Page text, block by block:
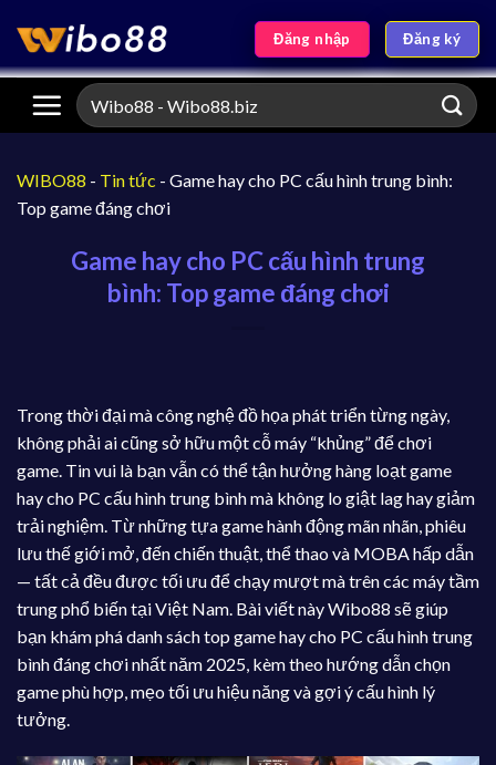
Đăng nhập Đăng ký
WIBO88 - Tin tức - Game hay cho PC cấu hình trung bình:
Top game đáng chơi
Game hay cho PC cấu hình trung
bình: Top game đáng chơi
Trong thời đại mà công nghệ đồ họa phát triển từng ngày,
không phải ai cũng sở hữu một cỗ máy “khủng” để chơi
game. Tin vui là bạn vẫn có thể tận hưởng hàng loạt game
hay cho PC cấu hình trung bình mà không lo giật lag hay giảm
trải nghiệm. Từ những tựa game hành động mãn nhãn, phiêu
lưu thế giới mở, đến chiến thuật, thể thao và MOBA hấp dẫn
— tất cả đều được tối ưu để chạy mượt mà trên các máy tầm
trung phổ biến tại Việt Nam. Bài viết này Wibo88 sẽ giúp
bạn khám phá danh sách top game hay cho PC cấu hình trung
bình đáng chơi nhất năm 2025, kèm theo hướng dẫn chọn
game phù hợp, mẹo tối ưu hiệu năng và gợi ý cấu hình lý
tưởng.